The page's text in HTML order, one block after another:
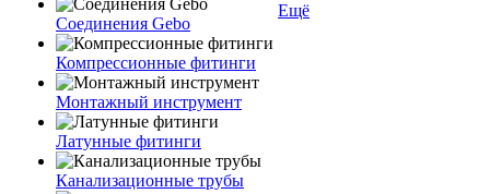
Соединения Gebo
Компрессионные фитинги
Монтажный инструмент
Латунные фитинги
Канализационные трубы
Ещё